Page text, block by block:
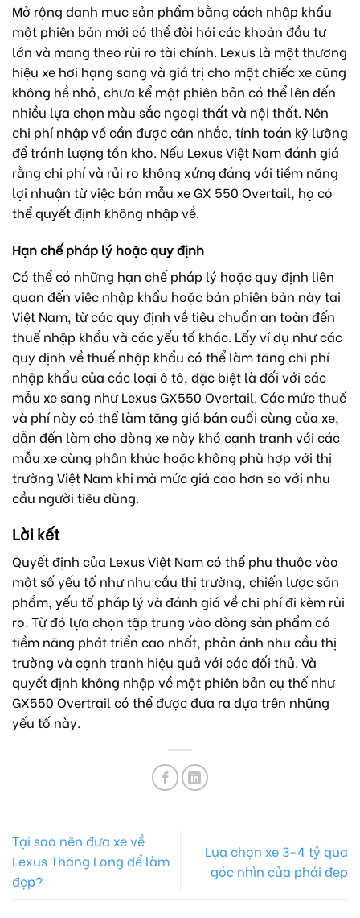
Mở rộng danh mục sản phẩm bằng cách nhập khẩu
một phiên bản mới có thể đòi hỏi các khoản đầu tư
lớn và mang theo rủi ro tài chính. Lexus là một thương
hiệu xe hơi hạng sang và giá trị cho một chiếc xe cũng
không hề nhỏ, chưa kể một phiên bản có thể lên đến
nhiều lựa chọn màu sắc ngoại thất và nội thất. Nên
chi phí nhập về cần được cân nhắc, tính toán kỹ lưỡng
để tránh lượng tồn kho. Nếu Lexus Việt Nam đánh giá
rằng chi phí và rủi ro không xứng đáng với tiềm năng
lợi nhuận từ việc bán mẫu xe GX 550 Overtail, họ có
thể quyết định không nhập về.
Hạn chế pháp lý hoặc quy định
Có thể có những hạn chế pháp lý hoặc quy định liên
quan đến việc nhập khẩu hoặc bán phiên bản này tại
Việt Nam, từ các quy định về tiêu chuẩn an toàn đến
thuế nhập khẩu và các yếu tố khác. Lấy ví dụ như các
quy định về thuế nhập khẩu có thể làm tăng chi phí
nhập khẩu của các loại ô tô, đặc biệt là đối với các
mẫu xe sang như Lexus GX550 Overtail. Các mức thuế
và phí này có thể làm tăng giá bán cuối cùng của xe,
dẫn đến làm cho dòng xe này khó cạnh tranh với các
mẫu xe cùng phân khúc hoặc không phù hợp với thị
trường Việt Nam khi mà mức giá cao hơn so với nhu
cầu người tiêu dùng.
Lời kết
Quyết định của Lexus Việt Nam có thể phụ thuộc vào
một số yếu tố như nhu cầu thị trường, chiến lược sản
phẩm, yếu tố pháp lý và đánh giá về chi phí đi kèm rủi
ro. Từ đó lựa chọn tập trung vào dòng sản phẩm có
tiềm năng phát triển cao nhất, phản ánh nhu cầu thị
trường và cạnh tranh hiệu quả với các đối thủ. Và
quyết định không nhập về một phiên bản cụ thể như
GX550 Overtrail có thể được đưa ra dựa trên những
yếu tố này.
Tại sao nên đưa xe về
Lexus Thăng Long để làm
đẹp?
Lựa chọn xe 3-4 tỷ qua
góc nhìn của phái đẹp